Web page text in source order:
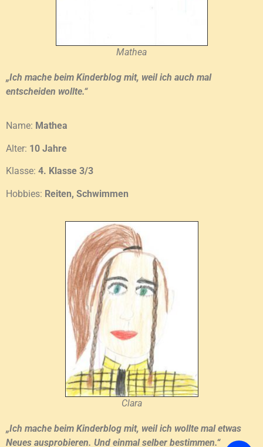
Mathea
„Ich mache beim Kinderblog mit, weil ich auch mal
entscheiden wollte.“
Name: Mathea
Alter: 10 Jahre
Klasse: 4. Klasse 3/3
Hobbies: Reiten, Schwimmen
Clara
„Ich mache beim Kinderblog mit, weil ich wollte mal etwas
Neues ausprobieren. Und einmal selber bestimmen.“